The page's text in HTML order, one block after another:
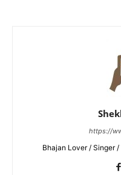
https://
Bhajan Lover / Singer /